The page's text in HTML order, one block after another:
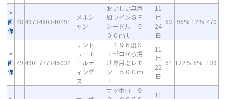
画
像
48 4973480340491
メルシ
ャン
おいしい無添
加ワインＧＦ
シードル ５
００ｍｌ
11
月
24
日
62 96% 12% 470
画
像
49 4901777345034
サント
リーホ
ールデ
ィング
ス
－１９６度Ｓ
Ｔゼロから揚
げ専用塩レモ
ン ５００ｍ
ｌ
11
月
22
日
61 122% 5% 139
サッポロ ９
11